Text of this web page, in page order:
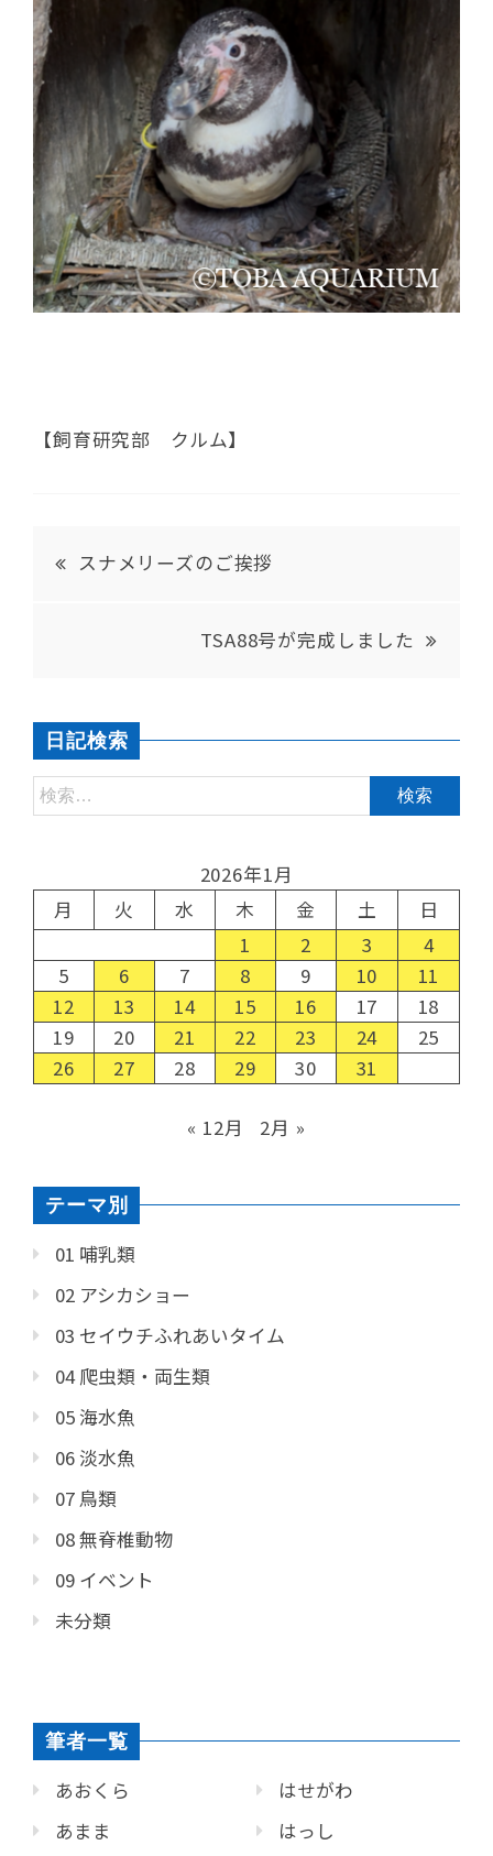
【飼育研究部 クルム】
スナメリーズのご挨拶
TSA88号が完成しました
日記検索
2026年1月
月
火 水 木 金 土
日
1
2 3
4
5
6 7 8 9 10
11
12
13 14 15 16 17
18
19
20 21 22 23 24
25
26
27 28 29 30 31
« 12月 2月 »
テーマ別
01 哺乳類
02 アシカショー
03 セイウチふれあいタイム
04 爬虫類・両生類
05 海水魚
06 淡水魚
07 鳥類
08 無脊椎動物
09 イベント
未分類
筆者一覧
あおくら
あまま
はせがわ
はっし